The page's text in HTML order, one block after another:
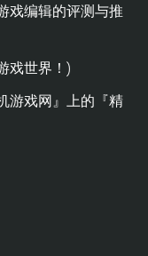
戏编辑的评测与推
戏世界！)
游戏网』上的『精